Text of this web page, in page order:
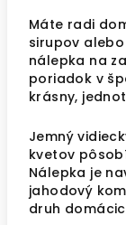
Máte radi
sirupov
nálepka na
poriadok v
krásny,
Jemný
kvetov
Nálepka je
jahodový
druh